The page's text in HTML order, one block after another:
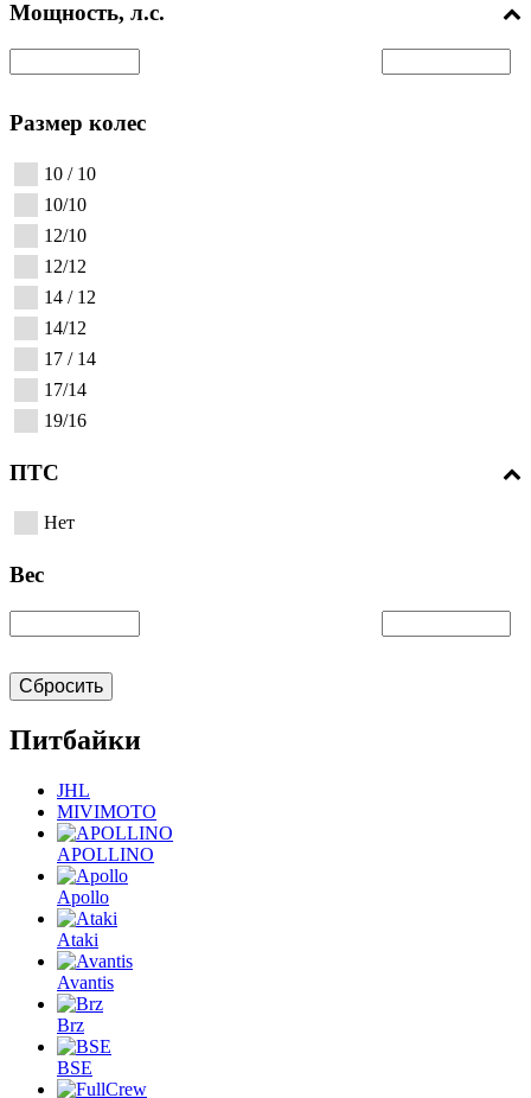
Мощность, л.с.
Размер колес
10 / 10
10/10
12/10
12/12
14 / 12
14/12
17 / 14
17/14
19/16
ПТС
Нет
Вес
Сбросить
Питбайки
JHL
MIVIMOTO
APOLLINO
Apollo
Ataki
Avantis
Brz
BSE